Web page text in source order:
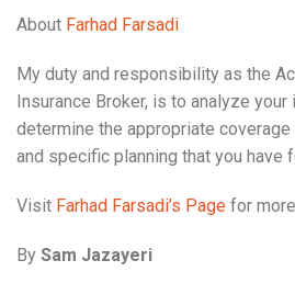
About Farhad Farsadi
My duty and responsibility as the
Insurance Broker, is to analyze
determine the appropriate
and specific planning that you have
Visit Farhad Farsadi’s Page for
By Sam Jazayeri